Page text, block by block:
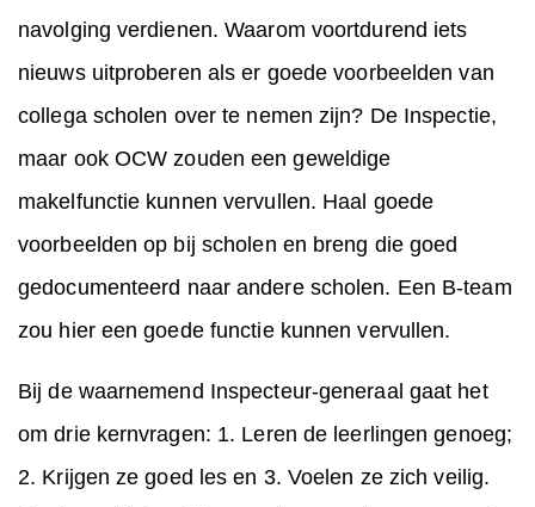
navolging verdienen. Waarom voortdurend iets
nieuws uitproberen als er goede voorbeelden van
collega scholen over te nemen zijn? De Inspectie,
maar ook OCW zouden een geweldige
makelfunctie kunnen vervullen. Haal goede
voorbeelden op bij scholen en breng die goed
gedocumenteerd naar andere scholen. Een B-team
zou hier een goede functie kunnen vervullen.
Bij de waarnemend Inspecteur-generaal gaat het
om drie kernvragen: 1. Leren de leerlingen genoeg;
2. Krijgen ze goed les en 3. Voelen ze zich veilig.